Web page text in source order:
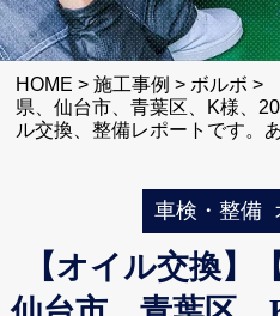
HOME >施工事例 > ボルボ >
県、仙台市、青葉区、K様、
ル交換、整備レポートです。
車検・整備
【オイル交換】